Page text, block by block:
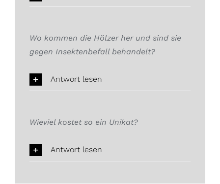
Wo kommen die Hölzer her und sind sie
gegen Insektenbefall behandelt?
Antwort lesen
Wieviel kostet so ein Unikat?
Antwort lesen